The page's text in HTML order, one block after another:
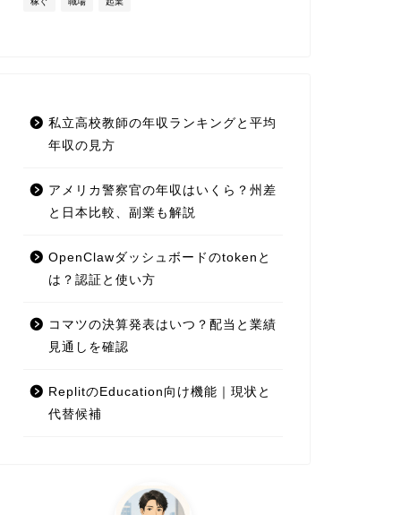
私立高校教師の年収ランキングと平均
年収の見方
アメリカ警察官の年収はいくら？州差
と日本比較、副業も解説
OpenClawダッシュボードのtokenと
は？認証と使い方
コマツの決算発表はいつ？配当と業績
見通しを確認
ReplitのEducation向け機能｜現状と
代替候補